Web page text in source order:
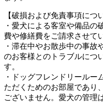
【破損および免責事項につ
・愛犬による客室や備品
費や修繕費をご請求させて
・滞在中やお散歩中の事
のお客様とのトラブルにつ
す。
・ドッグフレンドリールー
ただくためのお部屋であり
ございません。愛犬の管理